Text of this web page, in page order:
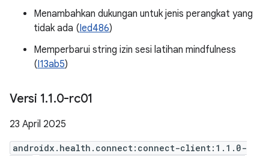
Menambahkan dukungan untuk jenis perangkat yang
tidak ada (Ied486)
Memperbarui string izin sesi latihan mindfulness
(I13ab5)
Versi 1.1.0-rc01
23 April 2025
androidx.health.connect:connect-client:1.1.0-